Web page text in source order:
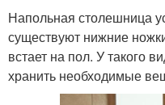
Напольная столешница
существуют нижние
встает на пол. У такого
хранить необходимые